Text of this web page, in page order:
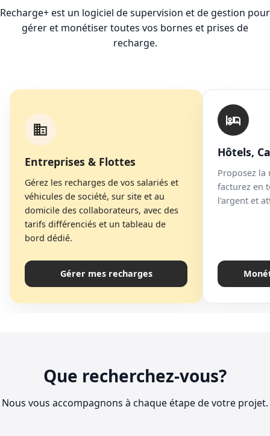
Recharge+ est un logiciel de supervision et de gestion pour
gérer et monétiser toutes vos bornes et prises de
recharge.
Entreprises & Flottes
Gérez les recharges de vos salariés et
véhicules de société, sur site et au
domicile des collaborateurs, avec des
tarifs différenciés et un tableau de
bord dédié.
Gérer mes recharges
Hôtels,
Proposez la
facturez en
l'argent et
Que recherchez-vous?
Nous vous accompagnons à chaque étape de votre projet.